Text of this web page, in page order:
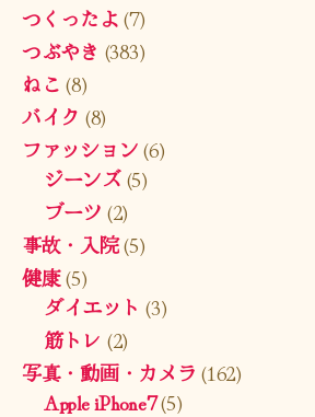
つくったよ(7)
つぶやき (383)
ねこ (8)
バイク (8)
ファッション(6)
ジーンズ(5)
ブーツ (2)
事故・入院(5)
健康(5)
ダイエット (3)
筋トレ (2)
写真・動画・カメラ (162)
Apple iPhone7(5)